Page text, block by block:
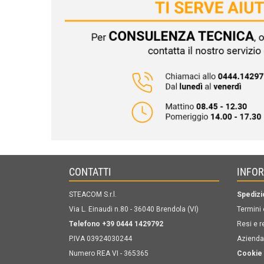
CONTATTI
STEACOM S.r.l.
Via L. Einaudi n.80 - 36040 Brendola (VI)
Telefono +39 0444 1429792
P.IVA 03924030244
Numero REA VI - 365365
Termini
Resi e
Azienda
Cookie